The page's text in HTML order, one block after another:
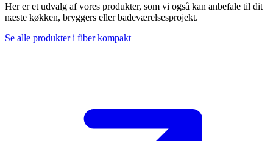
Her er et udvalg af vores produkter, som vi også kan anbefale til dit
næste køkken, bryggers eller badeværelsesprojekt.
Se alle produkter i fiber kompakt